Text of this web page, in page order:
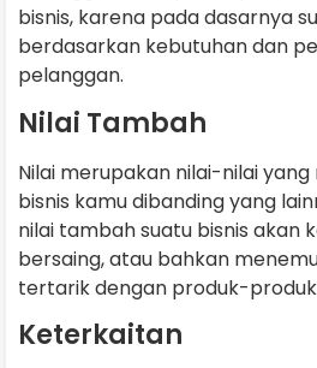
bisnis, karena pada dasarnya
berdasarkan kebutuhan dan
pelanggan.
Nilai Tambah
Nilai merupakan nilai-nilai
bisnis kamu dibanding yang
nilai tambah suatu bisnis akan
bersaing, atau bahkan
tertarik dengan produk-
Keterkaitan